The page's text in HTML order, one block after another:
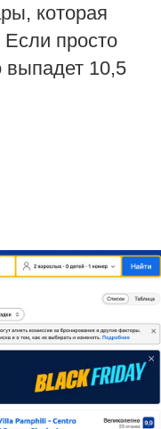
которая
просто
выпадет 10,5